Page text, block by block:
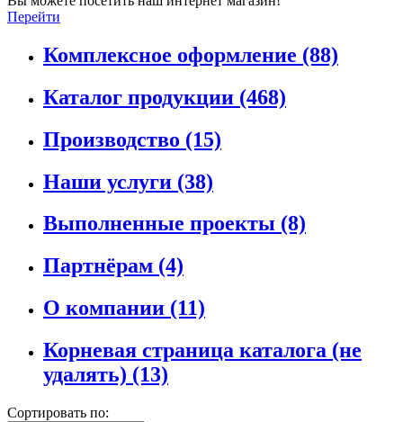
Перейти
Комплексное оформление (88)
Каталог продукции (468)
Производство (15)
Наши услуги (38)
Выполненные проекты (8)
Партнёрам (4)
О компании (11)
Корневая страница каталога (не
удалять) (13)
Сортировать по: